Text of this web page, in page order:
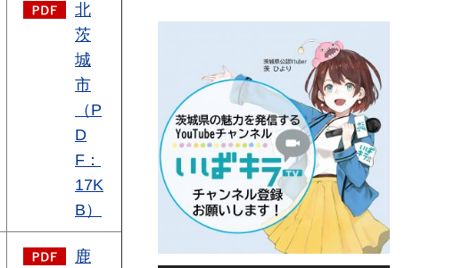
北
茨
城
市
（P
D
F：
17K
B）
鹿